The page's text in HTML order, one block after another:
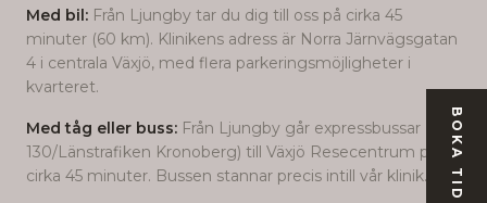
BOKA TID
Med bil: Från Ljungby tar du dig till oss på cirka 45
minuter (60 km). Klinikens adress är Norra Järnvägsgatan
4 i centrala Växjö, med flera parkeringsmöjligheter i
kvarteret.
Med tåg eller buss: Från Ljungby går expressbussar (linje
130/Länstrafiken Kronoberg) till Växjö Resecentrum på
cirka 45 minuter. Bussen stannar precis intill vår klinik.